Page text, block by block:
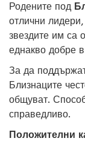
Родените под
отлични
звездите им са
еднакво добре в
За да
Близнаците
общуват.
справедливо.
Положителни